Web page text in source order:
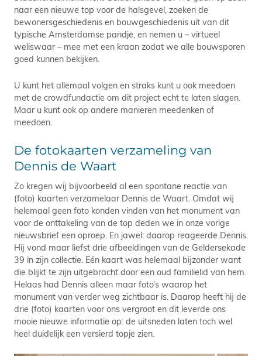
naar een nieuwe top voor de halsgevel, zoeken de
bewonersgeschiedenis en bouwgeschiedenis uit van dit
typische Amsterdamse pandje, en nemen u – virtueel
weliswaar – mee met een kraan zodat we alle bouwsporen
goed kunnen bekijken.
U kunt het allemaal volgen en straks kunt u ook meedoen
met de crowdfundactie om dit project echt te laten slagen.
Maar u kunt ook op andere manieren meedenken of
meedoen.
De fotokaarten verzameling van
Dennis de Waart
Zo kregen wij bijvoorbeeld al een spontane reactie van
(foto) kaarten verzamelaar Dennis de Waart. Omdat wij
helemaal geen foto konden vinden van het monument van
voor de onttakeling van de top deden we in onze vorige
nieuwsbrief een oproep. En jawel: daarop reageerde Dennis.
Hij vond maar liefst drie afbeeldingen van de Geldersekade
39 in zijn collectie. Eén kaart was helemaal bijzonder want
die blijkt te zijn uitgebracht door een oud familielid van hem.
Helaas had Dennis alleen maar foto’s waarop het
monument van verder weg zichtbaar is. Daarop heeft hij de
drie (foto) kaarten voor ons vergroot en dit leverde ons
mooie nieuwe informatie op: de uitsneden laten toch wel
heel duidelijk een versierd topje zien.